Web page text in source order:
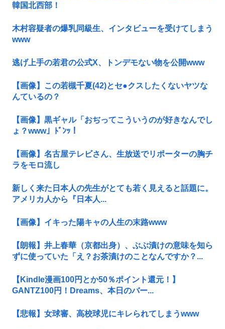
韓国北西部！
木村容疑者の爆乳同級生、インタビューを受けてしまう
www
逃げ上手の若君の公式X、トンデモない物を公開www
【画像】この若槻千夏(42)とセ●クスしたくないヤツな
んているの？
【画像】黒ギャル「おぢってこういうのが好きなんでし
ょ？www」ﾄﾞﾝｯ！
【画像】名古屋テレビさん、生放送でリポーターの胸チ
ラをモロ流し
新しく来た日本人の先生がとても若く見えると話題に。
アメリカ人から『日本人...
【画像】イキった陽キャの人生の末路www
【朗報】井上春華（京都出身）、ぶぶ漬けの意味を知ら
ずに使っていた「え？お茶漬けのことなんですか？...
【Kindle漫画100円とか50％ポイント還元！】
GANTZ100円！Dreams、本日のバー...
【悲報】女球審、高校球児にキレられてしまうwww